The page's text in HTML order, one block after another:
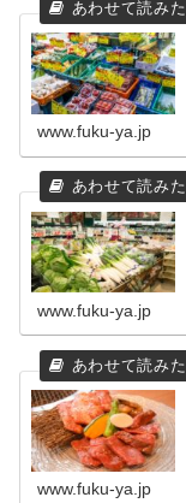
www.fuku-ya.jp
www.fuku-ya.jp
www.fuku-ya.jp